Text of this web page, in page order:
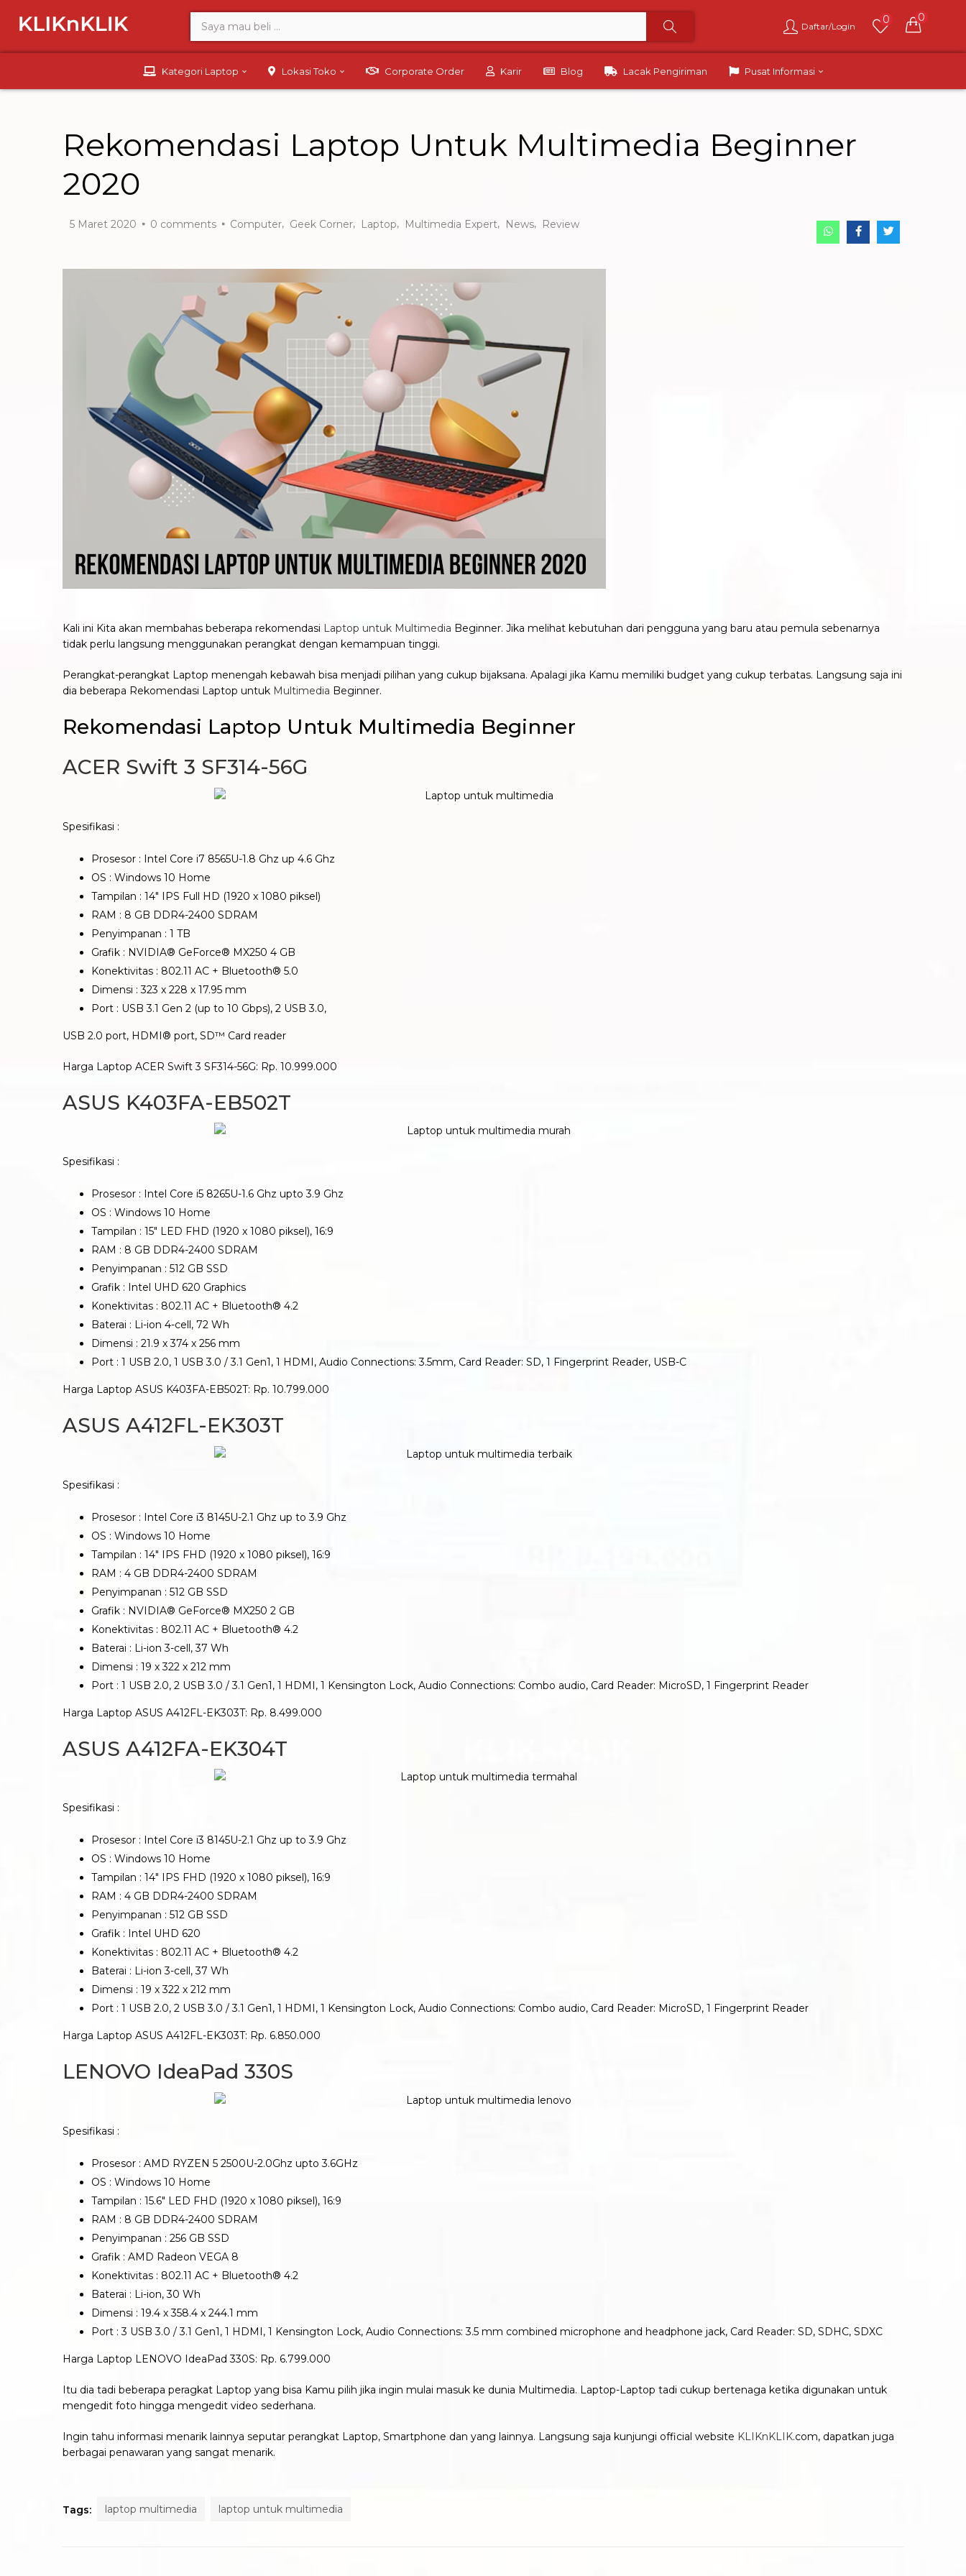
Daftar/Login
0 0
Kategori Laptop Lokasi Toko Corporate Order Karir Blog Lacak Pengiriman Pusat Informasi
Rekomendasi Laptop Untuk Multimedia Beginner
2020
5 Maret 2020 0 comments Computer, Geek Corner, Laptop, Multimedia Expert, News, Review
Kali ini Kita akan membahas beberapa rekomendasi Laptop untuk Multimedia Beginner. Jika melihat kebutuhan dari pengguna yang baru atau pemula sebenarnya
tidak perlu langsung menggunakan perangkat dengan kemampuan tinggi.
Perangkat-perangkat Laptop menengah kebawah bisa menjadi pilihan yang cukup bijaksana. Apalagi jika Kamu memiliki budget yang cukup terbatas. Langsung saja ini
dia beberapa Rekomendasi Laptop untuk Multimedia Beginner.
Rekomendasi Laptop Untuk Multimedia Beginner
ACER Swift 3 SF314-56G
Spesifikasi :
Prosesor : Intel Core i7 8565U-1.8 Ghz up 4.6 Ghz
OS : Windows 10 Home
Tampilan : 14″ IPS Full HD (1920 x 1080 piksel)
RAM : 8 GB DDR4-2400 SDRAM
Penyimpanan : 1 TB
Grafik : NVIDIA® GeForce® MX250 4 GB
Konektivitas : 802.11 AC + Bluetooth® 5.0
Dimensi : 323 x 228 x 17.95 mm
Port : USB 3.1 Gen 2 (up to 10 Gbps), 2 USB 3.0,
USB 2.0 port, HDMI® port, SD™ Card reader
Harga Laptop ACER Swift 3 SF314-56G: Rp. 10.999.000
ASUS K403FA-EB502T
Spesifikasi :
Prosesor : Intel Core i5 8265U-1.6 Ghz upto 3.9 Ghz
OS : Windows 10 Home
Tampilan : 15″ LED FHD (1920 x 1080 piksel), 16:9
RAM : 8 GB DDR4-2400 SDRAM
Penyimpanan : 512 GB SSD
Grafik : Intel UHD 620 Graphics
Konektivitas : 802.11 AC + Bluetooth® 4.2
Baterai : Li-ion 4-cell, 72 Wh
Dimensi : 21.9 x 374 x 256 mm
Port : 1 USB 2.0, 1 USB 3.0 / 3.1 Gen1, 1 HDMI, Audio Connections: 3.5mm, Card Reader: SD, 1 Fingerprint Reader, USB-C
Harga Laptop ASUS K403FA-EB502T: Rp. 10.799.000
ASUS A412FL-EK303T
Spesifikasi :
Prosesor : Intel Core i3 8145U-2.1 Ghz up to 3.9 Ghz
OS : Windows 10 Home
Tampilan : 14″ IPS FHD (1920 x 1080 piksel), 16:9
RAM : 4 GB DDR4-2400 SDRAM
Penyimpanan : 512 GB SSD
Grafik : NVIDIA® GeForce® MX250 2 GB
Konektivitas : 802.11 AC + Bluetooth® 4.2
Baterai : Li-ion 3-cell, 37 Wh
Dimensi : 19 x 322 x 212 mm
Port : 1 USB 2.0, 2 USB 3.0 / 3.1 Gen1, 1 HDMI, 1 Kensington Lock, Audio Connections: Combo audio, Card Reader: MicroSD, 1 Fingerprint Reader
Harga Laptop ASUS A412FL-EK303T: Rp. 8.499.000
ASUS A412FA-EK304T
Spesifikasi :
Prosesor : Intel Core i3 8145U-2.1 Ghz up to 3.9 Ghz
OS : Windows 10 Home
Tampilan : 14″ IPS FHD (1920 x 1080 piksel), 16:9
RAM : 4 GB DDR4-2400 SDRAM
Penyimpanan : 512 GB SSD
Grafik : Intel UHD 620
Konektivitas : 802.11 AC + Bluetooth® 4.2
Baterai : Li-ion 3-cell, 37 Wh
Dimensi : 19 x 322 x 212 mm
Port : 1 USB 2.0, 2 USB 3.0 / 3.1 Gen1, 1 HDMI, 1 Kensington Lock, Audio Connections: Combo audio, Card Reader: MicroSD, 1 Fingerprint Reader
Harga Laptop ASUS A412FL-EK303T: Rp. 6.850.000
LENOVO IdeaPad 330S
Spesifikasi :
Prosesor : AMD RYZEN 5 2500U-2.0Ghz upto 3.6GHz
OS : Windows 10 Home
Tampilan : 15.6″ LED FHD (1920 x 1080 piksel), 16:9
RAM : 8 GB DDR4-2400 SDRAM
Penyimpanan : 256 GB SSD
Grafik : AMD Radeon VEGA 8
Konektivitas : 802.11 AC + Bluetooth® 4.2
Baterai : Li-ion, 30 Wh
Dimensi : 19.4 x 358.4 x 244.1 mm
Port : 3 USB 3.0 / 3.1 Gen1, 1 HDMI, 1 Kensington Lock, Audio Connections: 3.5 mm combined microphone and headphone jack, Card Reader: SD, SDHC, SDXC
Harga Laptop LENOVO IdeaPad 330S: Rp. 6.799.000
Itu dia tadi beberapa peragkat Laptop yang bisa Kamu pilih jika ingin mulai masuk ke dunia Multimedia. Laptop-Laptop tadi cukup bertenaga ketika digunakan untuk
mengedit foto hingga mengedit video sederhana.
Ingin tahu informasi menarik lainnya seputar perangkat Laptop, Smartphone dan yang lainnya. Langsung saja kunjungi official website KLIKnKLIK.com, dapatkan juga
berbagai penawaran yang sangat menarik.
Tags: laptop multimedia laptop untuk multimedia